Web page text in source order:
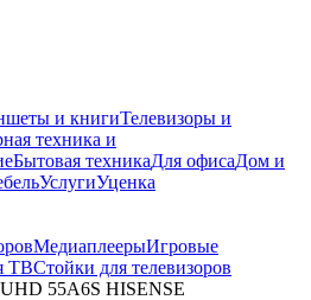
и книгиТелевизоры и
техника и
Бытовая техникаДля офисаДом и
УслугиУценка
МедиаплеерыИгровые
ТВСтойки для телевизоров
55A6S HISENSE